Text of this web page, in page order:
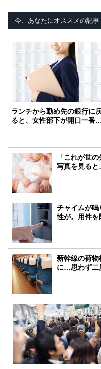
今、あなたにオススメの記事
ランチから勤め先の銀行に戻
ると、女性部下が開口一番…
「これが世
写真を見る
チャイムが鳴
性が。用件を
新幹線の荷
に…思わず二